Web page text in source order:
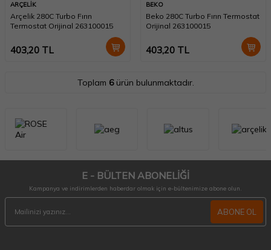
ARÇELİK
Arçelik 280C Turbo Fırın
Termostat Orijinal 263100015
403,20 TL
BEKO
Beko 280C Turbo Fırın Termostat
Orijinal 263100015
403,20 TL
Toplam 6ürün bulunmaktadır.
E - BÜLTEN ABONELİĞİ
Kampanya ve indirimlerden haberdar olmak için e-bültenimize abone olun.
ABONE OL